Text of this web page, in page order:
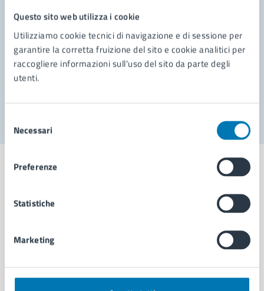
Questo sito web utilizza i cookie
Utilizziamo cookie tecnici di navigazione e di sessione per
garantire la corretta fruizione del sito e cookie analitici per
raccogliere informazioni sull'uso del sito da parte degli
utenti.
delNecessari
Preferenze
Statistiche
Marketing
Richiedi assistenza
Prenota appuntamento
Problemi in città
Comune di Napoli
AMMINISTRAZIONE
Organi di governo